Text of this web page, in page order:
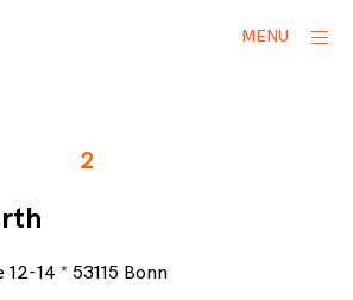
MENU
2
14 * 53115 Bonn